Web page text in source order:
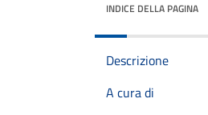
INDICE DELLA PAGINA
Descrizione
A cura di